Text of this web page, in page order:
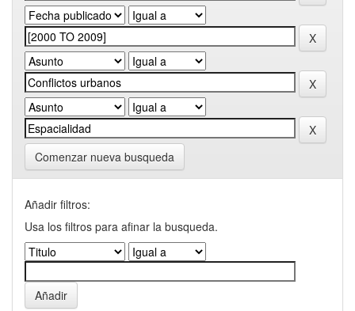
Comenzar nueva busqueda
Añadir filtros:
Usa los filtros para afinar la busqueda.